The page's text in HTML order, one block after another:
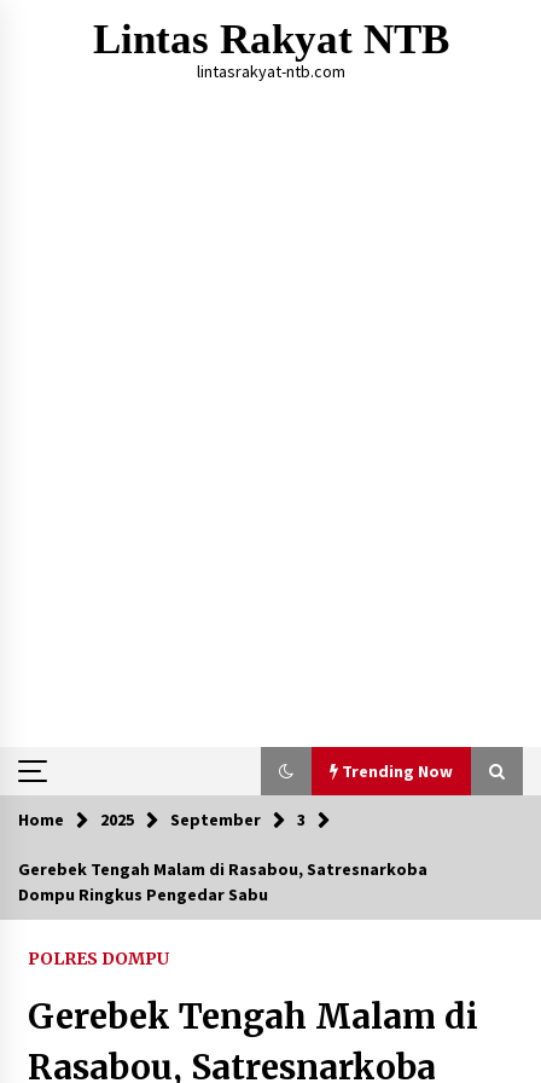
Lintas Rakyat NTB
lintasrakyat-ntb.com
Trending Now
Trending Now
Aksi Penggerebekan Pengedar Sabu di Dompu,
Polsek Kempo Serahkan ODGJ ke Ketua DPRD
3 hari ago
Home 2025 September 3
Gerebek Tengah Malam di Rasabou, Satresnarkoba
Dompu Ringkus Pengedar Sabu
POLRES DOMPU
Gerebek Tengah Malam di
Rasabou, Satresnarkoba